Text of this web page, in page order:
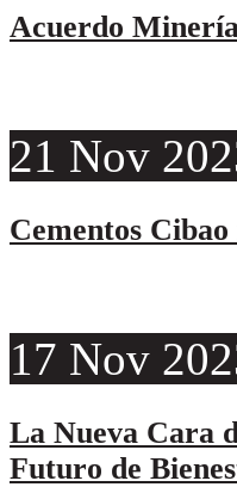
Acuerdo
21 Nov
Cementos
17 Nov
La Nueva Cara
Futuro de